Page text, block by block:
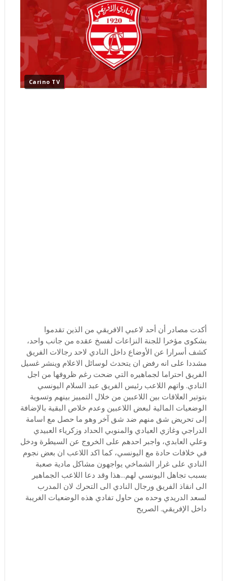
Carino TV
أكدت مصادر أن أحد لاعبي الافريقي من الذين تقدموا
بشكوى مؤخرا للجنة النزاعات لفسخ عقده من جانب واحد،
كشف أسرارا عن الأوضاع داخل النادي لاحد رجالات الفريق
مشددا على انه رفض ان يتحدث لوسائل الاعلام وينشر غسيل
الفريق احتراما لجماهيره التي ضحت رغم ظروفها من اجل
النادي. واتهم اللاعب رئيس الفريق عبد السلام اليونسي
بتوتير العلاقات بين اللاعبين من خلال التمييز بينهم وتسوية
الوضعيات المالية لبعض اللاعبين وعدم خلاص البقية بالإضافة
إلى تحريض شق منهم ضد شق آخر وهو ما حصل مع اسامة
الدراجي وغازي العيادي والمنوبي الحداد وزكرياء العبيدي
وعلي العابدي، واجبر احدهم على الخروج عن السيطرة ودخل
في خلافات حادة مع اليونسي، كما اكد اللاعب ان بعض نجوم
النادي على غرار الشماخي يواجهون مشاكل مادية صعبة
بسبب تجاهل اليونسي لهم...هذا وقد دعا اللاعب الجماهير
الى انقاذ الفريق ورجال النادي الى التحرك لان المدرب
لسعد الدريدي وحده من حاول تفادي هذه الوضعيات الغريبة
داخل الإفريقي. الصريح